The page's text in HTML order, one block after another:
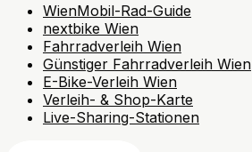
WienMobil-Rad-Guide
nextbike Wien
Fahrradverleih Wien
Günstiger Fahrradverleih Wien
E-Bike-Verleih Wien
Verleih- & Shop-Karte
Live-Sharing-Stationen